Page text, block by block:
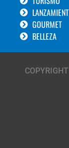
GOURMET
BELLEZA